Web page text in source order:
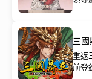
三國
重返
前登